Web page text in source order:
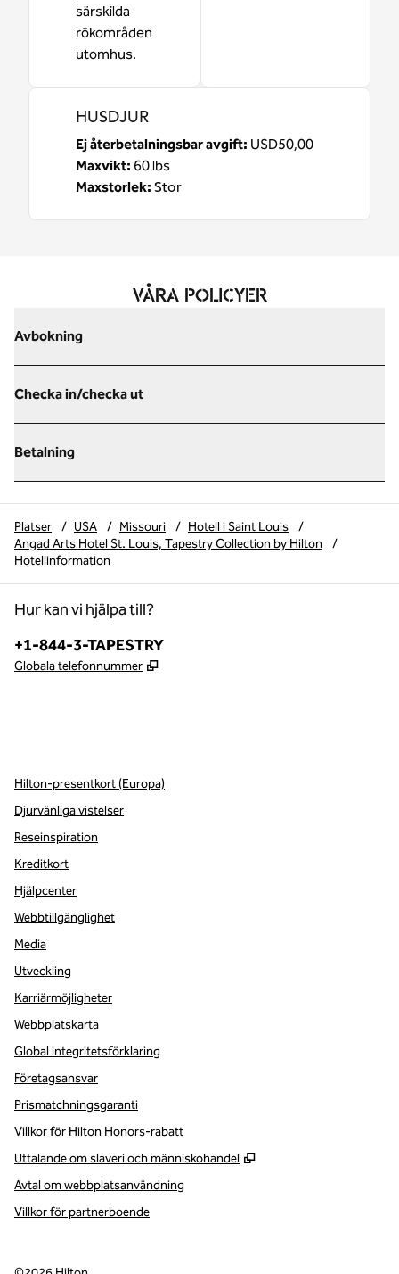
särskilda
rökområden
utomhus.
HUSDJUR
Ej återbetalningsbar avgift: USD50,00
Maxvikt: 60 lbs
Maxstorlek: Stor
VÅRA POLICYER
Avbokning
Checka in/checka ut
Betalning
Platser / USA / Missouri / Hotell i Saint Louis
/
Angad Arts Hotel St. Louis, Tapestry Collection by Hilton
/
Hotellinformation
Hur kan vi hjälpa till?
Telefon:
+1-844-3-TAPESTRY
Globala telefonnummer ,
Hilton-presentkort (Europa)
Djurvänliga vistelser
Reseinspiration
Kreditkort
Hjälpcenter
Webbtillgänglighet
Media
Utveckling
Karriärmöjligheter
Webbplatskarta
Global integritetsförklaring
Företagsansvar
Prismatchningsgaranti
Villkor för Hilton Honors-rabatt
Uttalande om slaveri och människohandel
,
Avtal om webbplatsanvändning
Villkor för partnerboende